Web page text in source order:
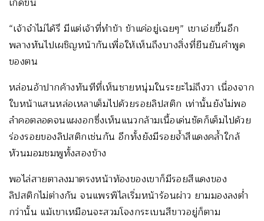
“เจ้าจำไม่ได้รึ มีแต่เจ้าที่ทำข้า ข้าแค่อยู่เฉยๆ” เขาเอ่ยขึ้นอีก
พลางหันไปเผชิญหน้ากันเพื่อให้เห็นถึงบางสิ่งที่ยืนยันคำพูด
ของตน
หล่อนอ้าปากค้างทันทีที่เห็นชายหนุ่มในระยะไม่ถึงวา เนื่องจาก
ใบหน้าแสนหล่อเหลาเต็มไปด้วยรอยลิปสติก เท่านั้นยังไม่พอ
ลำคอตลอดจนแผงอกซึ่งเห็นแนวกล้ามเนื้อเด่นชัดก็เต็มไปด้วย
ร่องรอยของลิปสติกเช่นกัน อีกทั้งยังมีรอยจ้ำสีแดงคล้ำใกล้
หัวนมอมชมพูทั้งสองข้าง
พอไล่สายตาลงมาตรงหน้าท้องของเขาก็มีรอยสีแดงของ
ลิปสติกไม่ต่างกัน จนแพรพิไลเริ่มหน้าร้อนผ่าว ยามมองลงต่ำ
กว่านั้น แม้เขาเหมือนจะสวมโจงกระเบนสีขาวอยู่ก็ตาม